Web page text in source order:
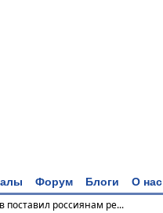
Форум Блоги О нас
поставил россиянам ре...